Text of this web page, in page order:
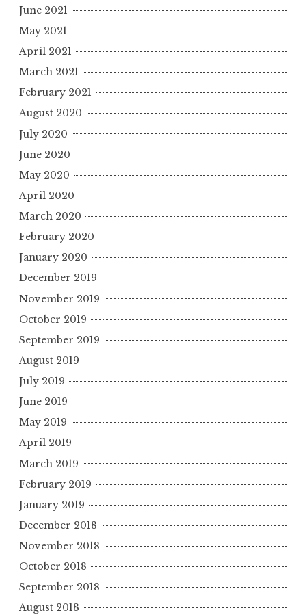
June 2021
May 2021
April 2021
March 2021
February 2021
August 2020
July 2020
June 2020
May 2020
April 2020
March 2020
February 2020
January 2020
December 2019
November 2019
October 2019
September 2019
August 2019
July 2019
June 2019
May 2019
April 2019
March 2019
February 2019
January 2019
December 2018
November 2018
October 2018
September 2018
August 2018